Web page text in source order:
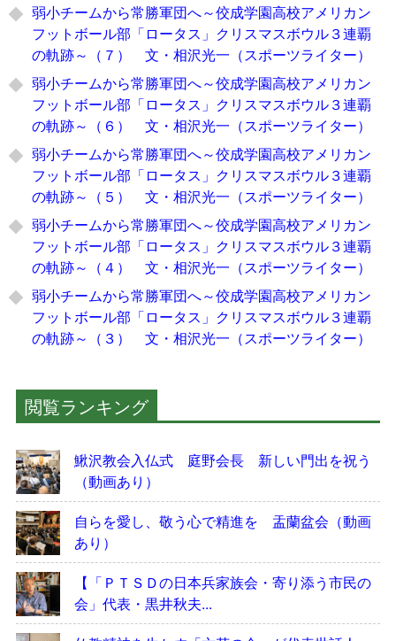
弱小チームから常勝軍団へ～佼成学園高校アメリカン
フットボール部「ロータス」クリスマスボウル３連覇
の軌跡～（７） 文・相沢光一（スポーツライター）
弱小チームから常勝軍団へ～佼成学園高校アメリカン
フットボール部「ロータス」クリスマスボウル３連覇
の軌跡～（６） 文・相沢光一（スポーツライター）
弱小チームから常勝軍団へ～佼成学園高校アメリカン
フットボール部「ロータス」クリスマスボウル３連覇
の軌跡～（５） 文・相沢光一（スポーツライター）
弱小チームから常勝軍団へ～佼成学園高校アメリカン
フットボール部「ロータス」クリスマスボウル３連覇
の軌跡～（４） 文・相沢光一（スポーツライター）
弱小チームから常勝軍団へ～佼成学園高校アメリカン
フットボール部「ロータス」クリスマスボウル３連覇
の軌跡～（３） 文・相沢光一（スポーツライター）
閲覧ランキング
鰍沢教会入仏式 庭野会長 新しい門出を祝う
（動画あり）
自らを愛し、敬う心で精進を 盂蘭盆会（動画
あり）
【「ＰＴＳＤの日本兵家族会・寄り添う市民の
会」代表・黒井秋夫...